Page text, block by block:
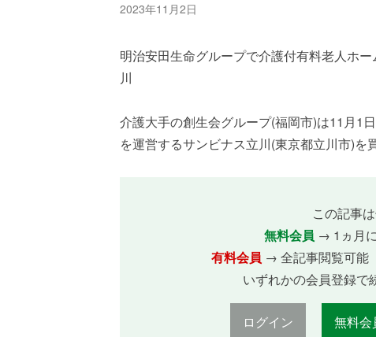
2023年11月2日
明治安田生命グループで介護付有料老人ホ
創生事業団
介護大手の創生会グループ(福岡市)は11月1
を運営するサンビナス立川(東京都立川市)を
この記事は
無料会員 → 1ヵ月
有料会員 → 全記事閲覧可能
いずれかの会員登録で
ログイン 無料会